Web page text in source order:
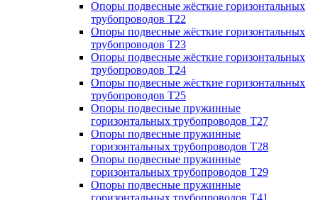
Опоры подвесные жёсткие горизонтальных
трубопроводов Т22
Опоры подвесные жёсткие горизонтальных
трубопроводов Т23
Опоры подвесные жёсткие горизонтальных
трубопроводов Т24
Опоры подвесные жёсткие горизонтальных
трубопроводов Т25
Опоры подвесные пружинные
горизонтальных трубопроводов Т27
Опоры подвесные пружинные
горизонтальных трубопроводов Т28
Опоры подвесные пружинные
горизонтальных трубопроводов Т29
Опоры подвесные пружинные
горизонтальных трубопроводов Т41